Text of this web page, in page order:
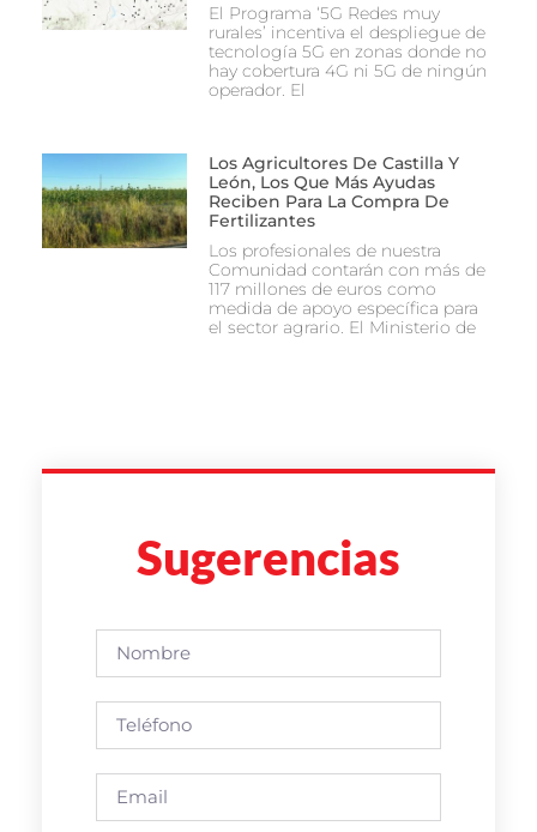
El Programa ‘5G Redes muy
rurales’ incentiva el despliegue de
tecnología 5G en zonas donde no
hay cobertura 4G ni 5G de ningún
operador. El
Los Agricultores De Castilla Y
León, Los Que Más Ayudas
Reciben Para La Compra De
Fertilizantes
Los profesionales de nuestra
Comunidad contarán con más de
117 millones de euros como
medida de apoyo específica para
el sector agrario. El Ministerio de
Sugerencias